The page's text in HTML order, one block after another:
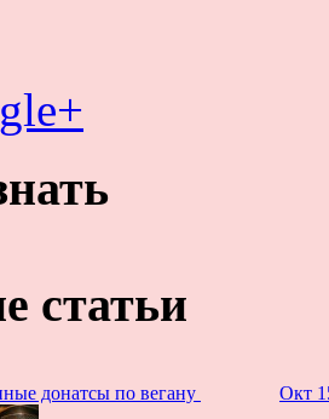
статьи
донатсы по вегану Окт